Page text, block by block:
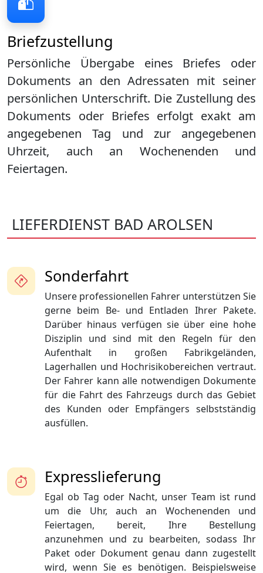
Briefzustellung
Persönliche Übergabe eines Briefes oder
Dokuments an den Adressaten mit seiner
persönlichen Unterschrift. Die Zustellung des
Dokuments oder Briefes erfolgt exakt am
angegebenen Tag und zur angegebenen
Uhrzeit, auch an Wochenenden und
Feiertagen.
LIEFERDIENST BAD AROLSEN
Sonderfahrt
Unsere professionellen Fahrer unterstützen Sie
gerne beim Be- und Entladen Ihrer Pakete.
Darüber hinaus verfügen sie über eine hohe
Disziplin und sind mit den Regeln für den
Aufenthalt in großen Fabrikgeländen,
Lagerhallen und Hochrisikobereichen vertraut.
Der Fahrer kann alle notwendigen Dokumente
für die Fahrt des Fahrzeugs durch das Gebiet
des Kunden oder Empfängers selbstständig
ausfüllen.
Expresslieferung
Egal ob Tag oder Nacht, unser Team ist rund
um die Uhr, auch an Wochenenden und
Feiertagen, bereit, Ihre Bestellung
anzunehmen und zu bearbeiten, sodass Ihr
Paket oder Dokument genau dann zugestellt
wird, wenn Sie es benötigen. Beispielsweise